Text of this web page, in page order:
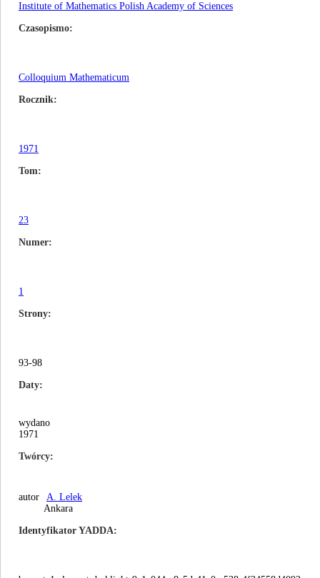
Institute of Mathematics Polish Academy of Sciences
Czasopismo
Colloquium Mathematicum
Rocznik
1971
Tom
23
Numer
1
Strony
93-98
Daty
wydano
1971
Twórcy
autor
A. Lelek
Ankara
Identyfikator YADDA